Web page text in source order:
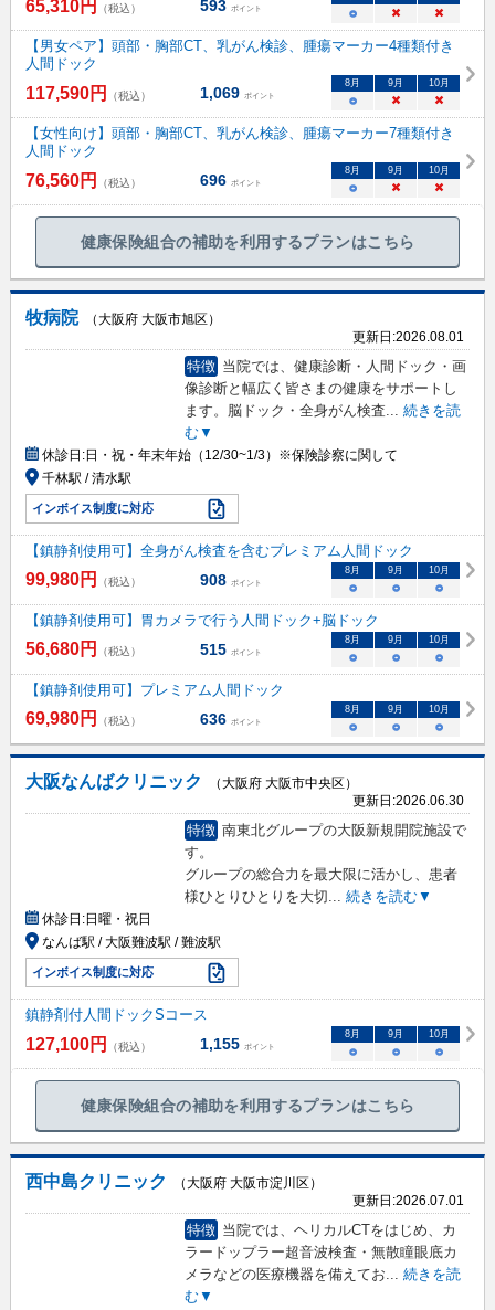
65,310円 （税込） 593 ポイント ○ × ×
【男女ペア】頭部・胸部CT、乳がん検診、腫瘍マーカー4種類付き
人間ドック
117,590円 （税込） 1,069 ポイント
8月 9月 10月
○ × ×
【女性向け】頭部・胸部CT、乳がん検診、腫瘍マーカー7種類付き
人間ドック
76,560円 （税込） 696 ポイント
8月 9月 10月
○ × ×
健康保険組合の補助を利用するプランはこちら
牧病院
（大阪府 大阪市旭区）
更新日:2026.08.01
特徴 当院では、健康診断・人間ドック・画
像診断と幅広く皆さまの健康をサポートし
ます。脳ドック・全身がん検査
続きを読
む▼
休診日:日・祝・年末年始（12/30~1/3）※保険診察に関して
千林駅 / 清水駅
インボイス制度に対応
【鎮静剤使用可】全身がん検査を含むプレミアム人間ドック
99,980円 （税込） 908 ポイント
8 月 9 月 10月
○ ○ ○
【鎮静剤使用可】胃カメラで行う人間ドック+脳ドック
56,680円 （税込） 515 ポイント
8 月 9 月 10月
○ ○ ○
【鎮静剤使用可】プレミアム人間ドック
69,980円 （税込） 636 ポイント
8 月 9 月 10月
○ ○ ○
大阪なんばクリニック
（大阪府 大阪市中央区）
更新日:2026.06.30
特徴 南東北グループの大阪新規開院施設で
す。
グループの総合力を最大限に活かし、患者
様ひとりひとりを大切... 続きを読む▼
休診日:日曜・祝日
なんば駅 / 大阪難波駅 / 難波駅
インボイス制度に対応
鎮静剤付人間ドックSコース
127,100円 （税込） 1,155 ポイント
8月 9月 10月
○ ○ ○
健康保険組合の補助を利用するプランはこちら
西中島クリニック
（大阪府 大阪市淀川区）
更新日:2026.07.01
特徴 当院では、ヘリカルCTをはじめ、カ
ラードップラー超音波検査・無散瞳眼底カ
メラなどの医療機器を備えてお... 続きを読
む▼